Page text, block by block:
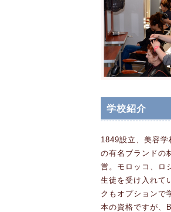
学校紹介
1849設立、美容
の有名ブランドの
営。モロッコ、ロ
生徒を受け入れて
クもオプションで
本の資格ですが、